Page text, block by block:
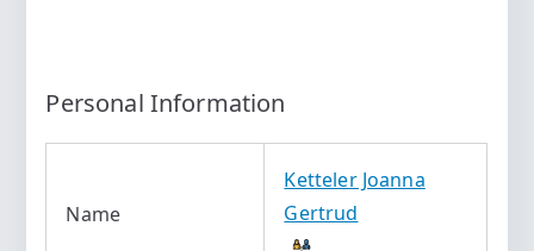
Personal Information
Name
Ketteler Joanna
Gertrud